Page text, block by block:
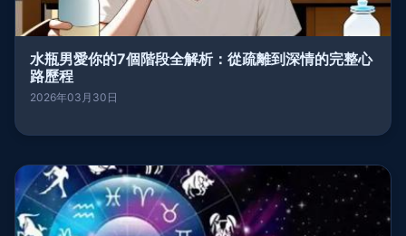
水瓶男愛你的7個階段全解析：從疏離到深情的完整心
路歷程
2026年03月30日